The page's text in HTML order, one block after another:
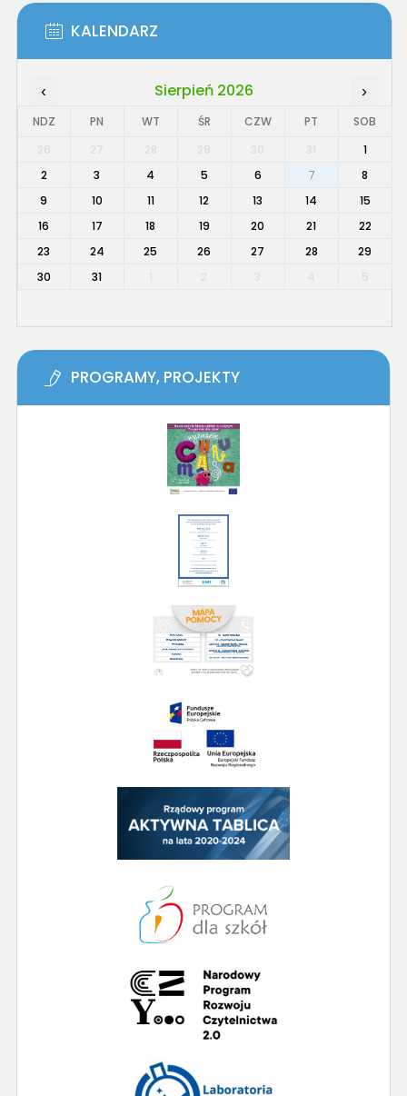
KALENDARZ
‹ Sierpień 2026 ›
NDZ PN WT ŚR CZW PT
SOB
1
2
3 4 5 6 7
8
9
10 11 12 13 14
15
16
17 18 19 20 21
22
23
24 25 26 27 28
29
30
31
PROGRAMY, PROJEKTY